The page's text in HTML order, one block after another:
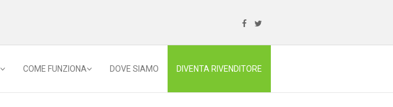
COME FUNZIONA DOVE SIAMO DIVENTA RIVENDITORE